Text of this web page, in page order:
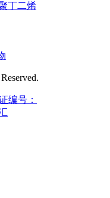
丁二烯
编号：